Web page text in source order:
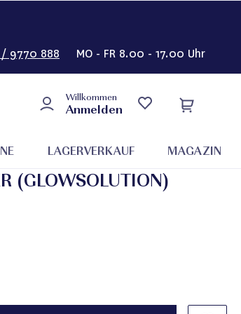
9770 888 MO - FR 8.00 - 17.00 Uhr
Willkommen
Anmelden
LAGERVERKAUF MAGAZIN
(GLOWSOLUTION)